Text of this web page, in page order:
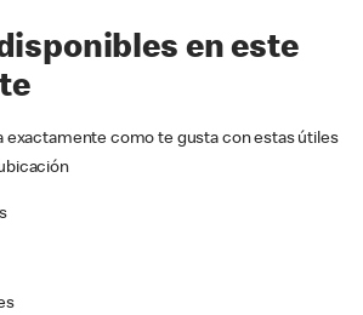
en este
exactamente como te gusta con estas útiles